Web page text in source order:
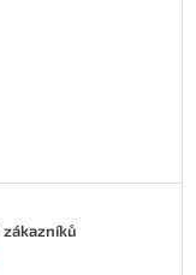
zákazníků